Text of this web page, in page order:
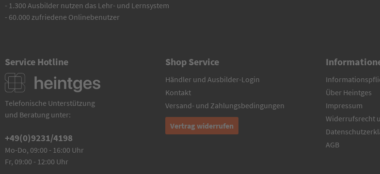
- 1.300 Ausbilder nutzen das Lehr- und Lernsystem
- 60.000 zufriedene Onlinebenutzer
Service Hotline
Telefonische Unterstützung
und Beratung unter:
+49(0)9231/4198
Mo-Do, 09:00 - 16:00 Uhr
Fr, 09:00 - 12:00 Uhr
Shop Service
Händler und Ausbilder-Login
Kontakt
Versand- und Zahlungsbedingungen
Vertrag widerrufen
Über Heintges
Impressum
Widerrufsrecht
AGB